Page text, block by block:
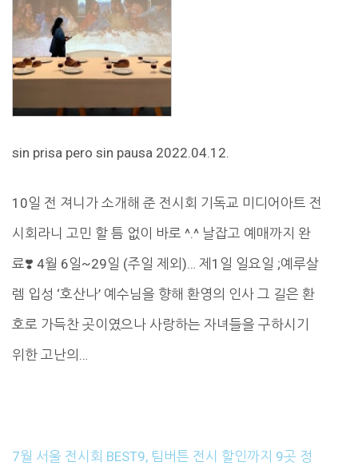
sin prisa pero sin pausa 2022.04.12.
10일 전 져니가 소개해 준 전시회 기독교 미디어아트 전
시회라니 고민 할 틈 없이 바로 ^.^ 날잡고 예매까지 완
료❣️ 4월 6일~29일 (주일 제외)… 제1일 일요일 ;예루살
렘 입성 ‘호산나’ 예수님을 향해 환영의 인사 그 길은 환
호로 가득찬 곳이였으나 사랑하는 자녀들을 구하시기
위한 고난의…
7월 서울 전시회 BEST9, 팀버튼 전시 할인까지 9곳 정